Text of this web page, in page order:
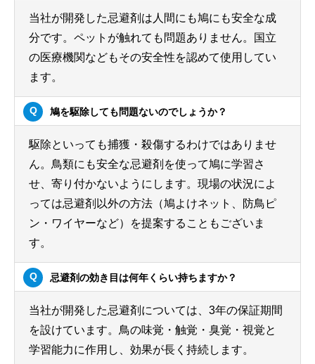
当社が開発した忌避剤は人間にも鳩にも安全な成
分です。ペットが触れても問題ありません。国立
の医療機関などもその安全性を認めて使用してい
ます。
鳩を駆除しても問題ないのでしょうか？
駆除といっても捕獲・殺傷するわけではありませ
ん。鳥類にも安全な忌避剤を使って鳩に学習さ
せ、寄り付かないようにします。現場の状況によ
っては忌避剤以外の方法（鳩よけネット、防鳥ピ
ン・ワイヤーなど）を提案することもございま
す。
忌避剤の効き目は何年くらい持ちますか？
当社が開発した忌避剤については、3年の保証期間
を設けています。鳥の味覚・触覚・臭覚・視覚と
学習能力に作用し、効果が長く持続します。